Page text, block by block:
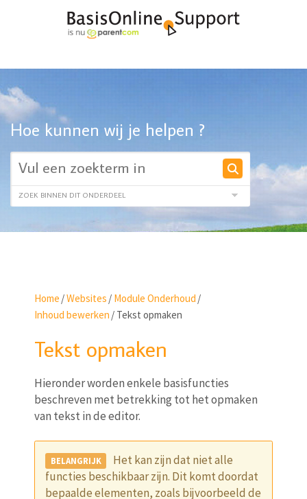
Hoe kunnen wij je helpen ?
Home /Websites / Module Onderhoud /
Inhoud bewerken / Tekst opmaken
Tekst opmaken
Hieronder worden enkele basisfuncties
beschreven met betrekking tot het opmaken
van tekst in de editor.
Het kan zijn dat niet alle
functies beschikbaar zijn. Dit komt doordat
bepaalde elementen, zoals bijvoorbeeld de